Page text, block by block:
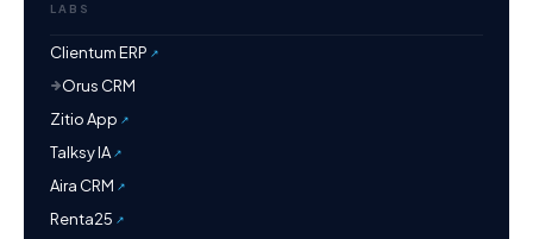
LABS
Clientum ERP
Orus CRM
Zitio App
Talksy IA
Aira CRM
Renta25